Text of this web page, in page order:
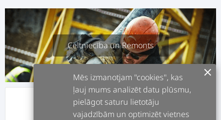
Celtniecība un Remonts
infoAPRAKSTS
Mēs izmanotjam "cookies", kas
ļauj mums analizēt datu plūsmu,
pielāgot saturu lietotāju
vajadzībām un optimizēt vietnes
clear